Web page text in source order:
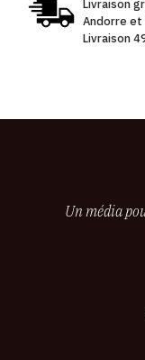
Livraison
Andorre et
Livraison
Un média